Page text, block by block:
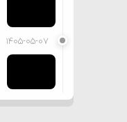
۱۴۰۵-۰۵-۰۷